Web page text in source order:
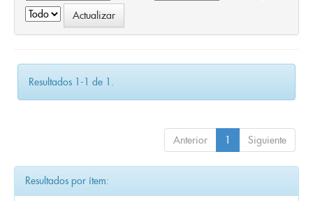
Resultados 1-1 de 1.
Anterior 1 Siguiente
Resultados por ítem: